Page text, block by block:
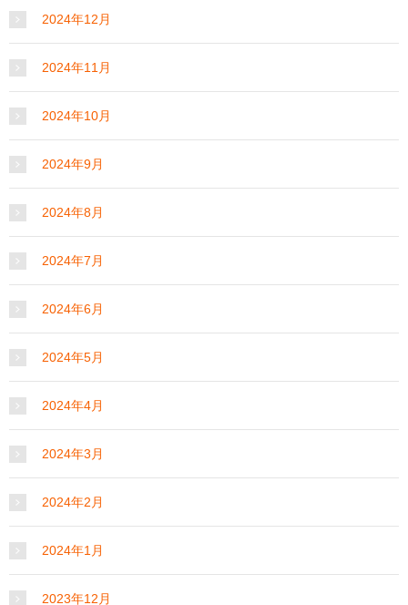
2024年12月
2024年11月
2024年10月
2024年9月
2024年8月
2024年7月
2024年6月
2024年5月
2024年4月
2024年3月
2024年2月
2024年1月
2023年12月